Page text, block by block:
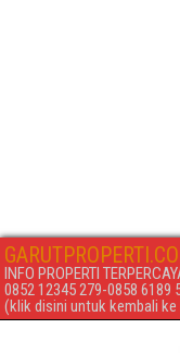
INFO PROPERTI
0852 12345 279-0858 6189
(klik disini untuk kembali ke